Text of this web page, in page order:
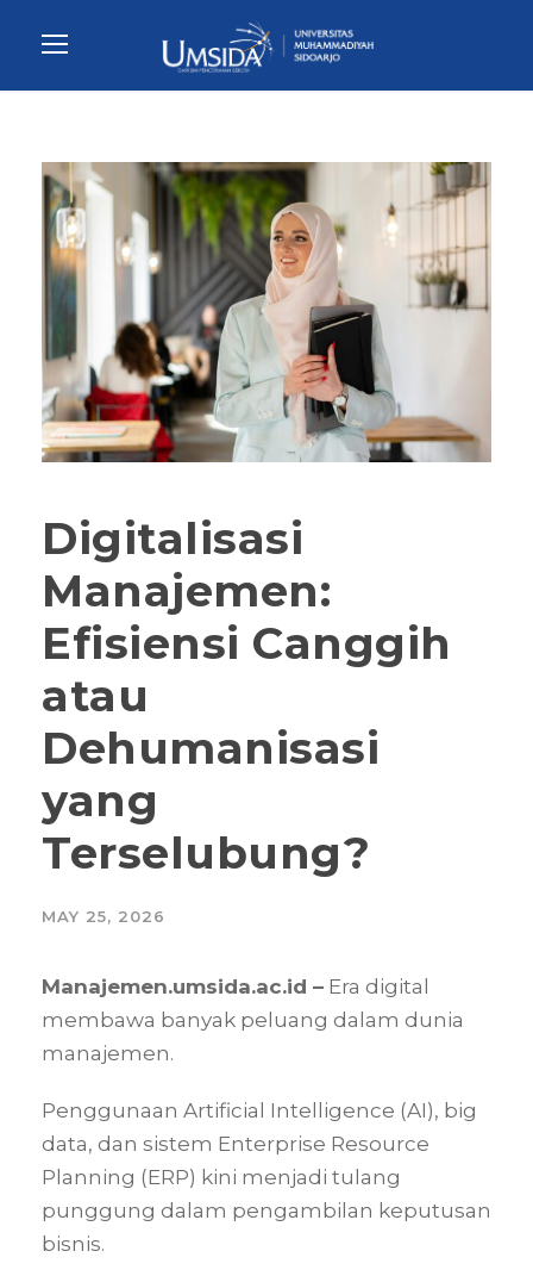
Digitalisasi
Manajemen:
Efisiensi Canggih
atau
Dehumanisasi
yang
Terselubung?
MAY 25, 2026
Manajemen.umsida.ac.id – Era digital
membawa banyak peluang dalam dunia
manajemen.
Penggunaan Artificial Intelligence (AI), big
data, dan sistem Enterprise Resource
Planning (ERP) kini menjadi tulang
punggung dalam pengambilan keputusan
bisnis.